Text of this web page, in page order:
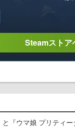
Steamストア
と『ウマ娘 プリティ